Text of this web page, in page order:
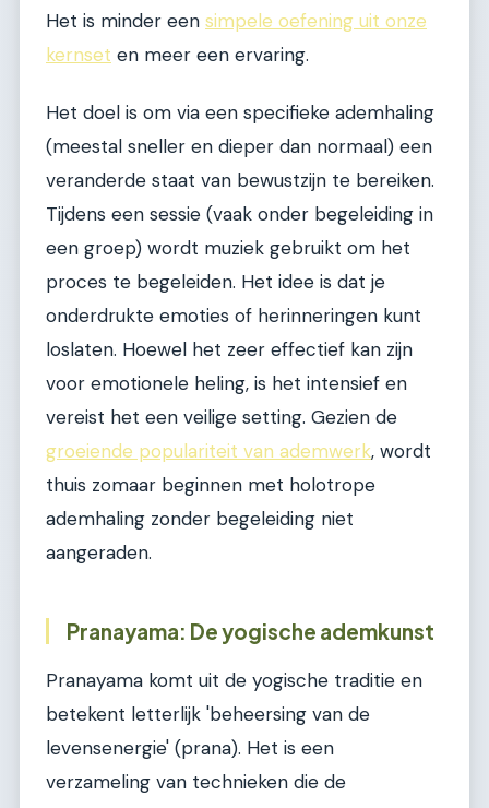
Het is minder een simpele oefening uit onze
kernset en meer een ervaring.
Het doel is om via een specifieke ademhaling
(meestal sneller en dieper dan normaal) een
veranderde staat van bewustzijn te bereiken.
Tijdens een sessie (vaak onder begeleiding in
een groep) wordt muziek gebruikt om het
proces te begeleiden. Het idee is dat je
onderdrukte emoties of herinneringen kunt
loslaten. Hoewel het zeer effectief kan zijn
voor emotionele heling, is het intensief en
vereist het een veilige setting. Gezien de
groeiende populariteit van ademwerk, wordt
thuis zomaar beginnen met holotrope
ademhaling zonder begeleiding niet
aangeraden.
Pranayama: De yogische ademkunst
Pranayama komt uit de yogische traditie en
betekent letterlijk 'beheersing van de
levensenergie' (prana). Het is een
verzameling van technieken die de